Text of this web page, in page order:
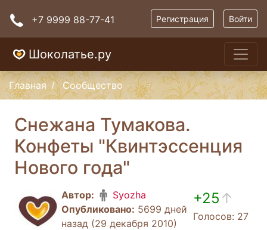
+7 9999 88-77-41 Регистрация Войти
Шоколатье.ру
Главная Сообщество
Снежана Тумакова.
Конфеты "Квинтэссенция
Нового года"
Автор:
Syozha
Опубликовано: 5699 дней
назад (29 декабря 2010)
+25 ↑
Голосов: 27